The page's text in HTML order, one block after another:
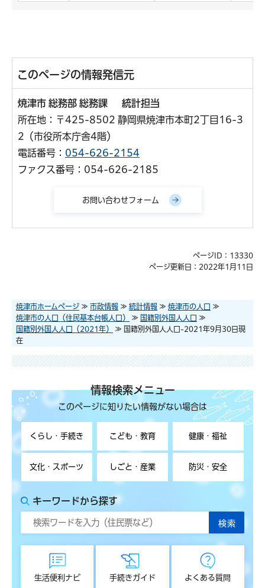
このページの情報発信元
焼津市 総務部 総務課 統計担当
所在地：〒425-8502 静岡県焼津市本町2丁目16-3
2（市役所本庁舎4階）
電話番号： 054-626-2154
ファクス番号：054-626-2185
ページID：13330
ページ更新日：2022年1月11日
焼津市ホームページ ≫ 市政情報 ≫ 統計情報 ≫ 焼津市の人口 ≫
焼津市の人口（住民基本台帳人口）
≫ 国籍別外国人人口 ≫
国籍別外国人人口（2021年）
≫ 国籍別外国人人口-2021年9月30日現
在
情報検索メニュー
このページに知りたい情報がない場合は
くらし・手続き こども・教育 健康・福祉
文化・スポーツ しごと・産業 防災・安全
キーワードから探す
生活便利ナビ 手続きガイド よくある質問